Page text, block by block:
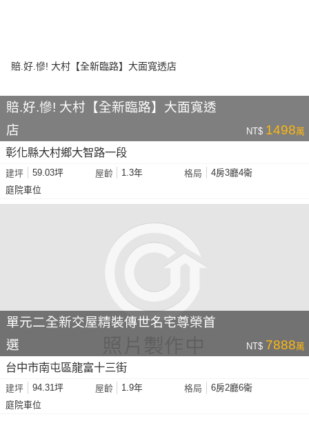
賠.好.慘! 大村【全新臨路】大面寬透
店
NT$ 1498萬
彰化縣大村鄉大智路一段
建坪 59.03坪 屋齡 1.3年 格局
4房3廳4衛
庭院車位
單元二全新交屋精裝傳世名宅尊榮首
選
NT$ 7888萬
台中市南屯區龍富十三街
建坪 94.31坪 屋齡 1.9年 格局
6房2廳6衛
庭院車位